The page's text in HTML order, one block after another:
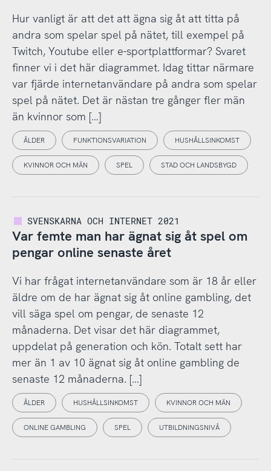
Hur vanligt är att det att ägna sig åt att titta på
andra som spelar spel på nätet, till exempel på
Twitch, Youtube eller e-sportplattformar? Svaret
finner vi i det här diagrammet. Idag tittar närmare
var fjärde internetanvändare på andra som spelar
spel på nätet. Det är nästan tre gånger fler män
än kvinnor som […]
ÅLDER FUNKTIONSVARIATION HUSHÅLLSINKOMST
KVINNOR OCH MÄN SPEL STAD OCH LANDSBYGD
SVENSKARNA OCH INTERNET 2021
Var femte man har ägnat sig åt spel om
pengar online senaste året
Vi har frågat internetanvändare som är 18 år eller
äldre om de har ägnat sig åt online gambling, det
vill säga spel om pengar, de senaste 12
månaderna. Det visar det här diagrammet,
uppdelat på generation och kön. Totalt sett har
mer än 1 av 10 ägnat sig åt online gambling de
senaste 12 månaderna. […]
ÅLDER HUSHÅLLSINKOMST KVINNOR OCH MÄN
ONLINE GAMBLING SPEL UTBILDNINGSNIVÅ